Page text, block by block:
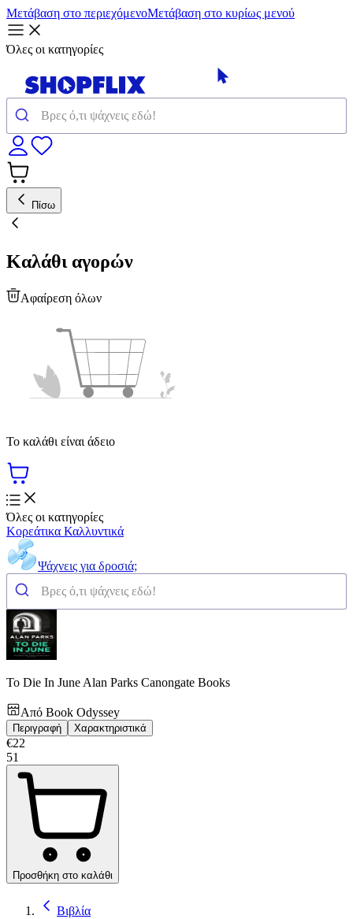
Μετάβαση στο περιεχόμενοΜετάβαση στο κυρίως μενού
Όλες οι κατηγορίες
Πίσω
Καλάθι αγορών
Αφαίρεση όλων
Το καλάθι είναι άδειο
Όλες οι κατηγορίες
Κορεάτικα Καλλυντικά
Ψάχνεις για δροσιά;
To Die In June Alan Parks Canongate Books
Από Book Odyssey
Περιγραφή Χαρακτηριστικά
€22
51
Προσθήκη στο καλάθι
Βιβλία